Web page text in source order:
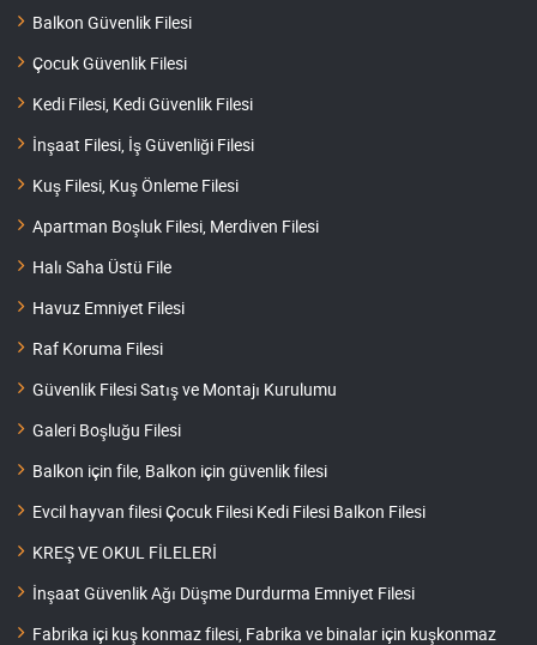
Balkon Güvenlik Filesi
Çocuk Güvenlik Filesi
Kedi Filesi, Kedi Güvenlik Filesi
İnşaat Filesi, İş Güvenliği Filesi
Kuş Filesi, Kuş Önleme Filesi
Apartman Boşluk Filesi, Merdiven Filesi
Halı Saha Üstü File
Havuz Emniyet Filesi
Raf Koruma Filesi
Güvenlik Filesi Satış ve Montajı Kurulumu
Galeri Boşluğu Filesi
Balkon için file, Balkon için güvenlik filesi
Evcil hayvan filesi Çocuk Filesi Kedi Filesi Balkon Filesi
KREŞ VE OKUL FİLELERİ
İnşaat Güvenlik Ağı Düşme Durdurma Emniyet Filesi
Fabrika içi kuş konmaz filesi, Fabrika ve binalar için kuşkonmaz